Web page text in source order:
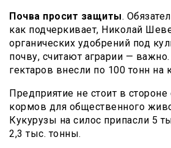
Почва просит защиты.
как подчеркивает, Николай
органических удобрений под
почву, считают аграрии —
гектаров внесли по 100 тонн на
Предприятие не стоит в стороне
кормов для общественного
Кукурузы на силос припасли 5
2,3 тыс. тонны.